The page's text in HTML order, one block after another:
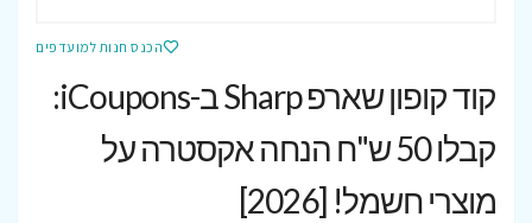
הכנס חנות למועדפים
קוד קופון שארפ Sharp ב-iCoupons:
קבלו 50 ש"ח הנחה אקסטרה על
מוצרי חשמל! [2026]